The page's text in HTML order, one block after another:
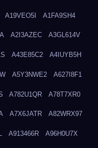
A19VEO5I A1FA9SH4
A2I3AZEC A3GL614V
A43E85C2 A4IUYB5H
A5Y3NWE2 A627I8F1
A782U1QR A78T7XR0
A7X6JATR A82WRX97
A913466R A96H0U7X